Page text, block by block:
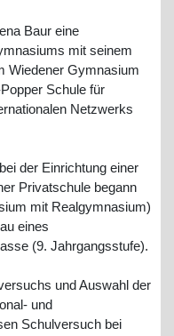
Baur eine
mit seinem
Wiedener Gymnasium
Schule für
Netzwerks
der Einrichtung einer
Privatschule begann
mit Realgymnasium)
eines
(9. Jahrgangsstufe).
und Auswahl der
und
Schulversuch bei